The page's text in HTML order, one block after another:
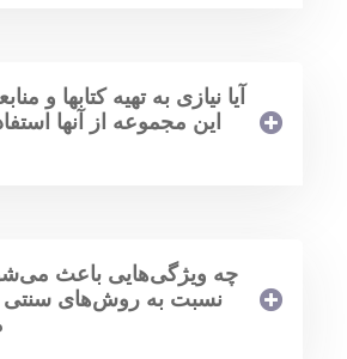
آیا نیازی به تهیه کتابها و
این مجموعه از آنها
چه ویژگی‌هایی باعث
نسبت به روش‌های سنتی